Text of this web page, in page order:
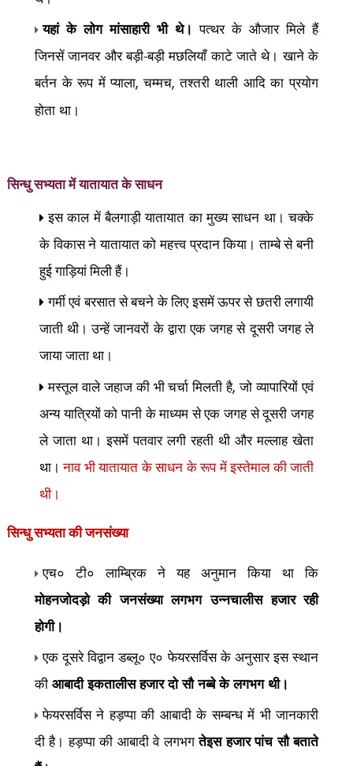
यहां के लोग मांसाहारी भी थे। पत्थर के औजार मिले हैं
जिनसें जानवर और बड़ी-बड़ी मछलियाँ काटे जाते थे। खाने के
बर्तन के रूप में प्याला,चम्मच,तश्तरी थाली आदि का प्रयोग
होता था।
सिन्धु सभ्यता मेंयातायात के साधन
इस काल में बैलगाड़ी यातायात का मुख्य साधन था। चक्के
के विकास ने यातायात को महत्त्व प्रदान किया। ताम्बे से बनी
हुई गाड़ियां मिली हैं।
गर्मी एवं बरसात से बचने के लिए इसमें ऊपर से छतरी लगायी
जाती थी। उन्हें जानवरों के द्वारा एक जगह से दूसरी जगह ले
जाया जाता था।
मस्तूल वाले जहाज की भी चर्चा मिलती है,जो व्यापारियों एवं
अन्य यात्रियों को पानी के माध्यम से एक जगह से दूसरी जगह
ले जाता था। इसमें पतवार लगी रहती थी और मल्लाह खेता
था।नाव भी यातायात के साधन के रूप में इस्तेमाल की जाती
थी।
सिन्धु सभ्यता कीजनसंख्या
एच० टी० लाम्ब्रिक ने यह अनुमान किया था कि
मोहनजोदड़ो की जनसंख्या लगभग उन्नचालीस हजार रही
होगी।
एक दूसरे विद्वान डब्लू० ए० फेयरसर्विस के अनुसार इस स्थान
की आबादी इकतालीस हजार दो सौ नब्बे के लगभग थी।
फेयरसर्विस ने हड़प्पा की आबादी के सम्बन्ध में भी जानकारी
दी है। हड़प्पा की आबादी वे लगभगतेइस हजार पांच सौ बताते